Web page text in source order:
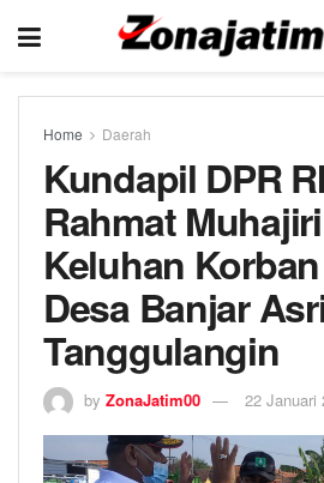
Home Daerah
Kundapil DPR
Rahmat
Keluhan
Desa Banjar
Tanggulangin
by ZonaJatim00 22 Januari